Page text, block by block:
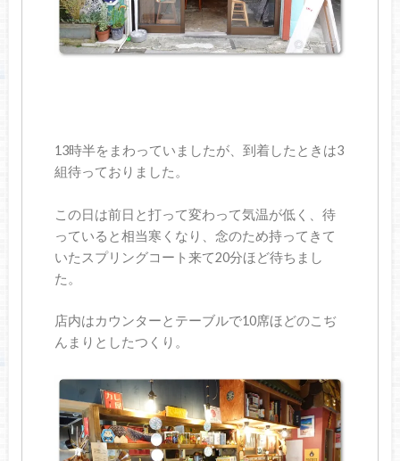
13時半をまわっていましたが、到着したときは3
組待っておりました。
この日は前日と打って変わって気温が低く、待
っていると相当寒くなり、念のため持ってきて
いたスプリングコート来て20分ほど待ちまし
た。
店内はカウンターとテーブルで10席ほどのこぢ
んまりとしたつくり。